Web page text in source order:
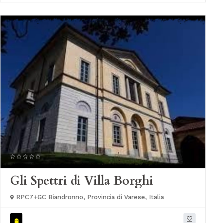
Gli Spettri di Villa Borghi
RPC7+GC Biandronno, Provincia di Varese, Italia